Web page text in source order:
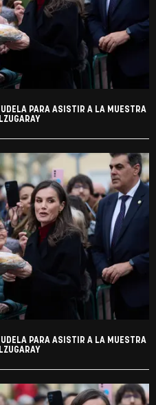
PARA ASISTIR A LA MUESTRA
PARA ASISTIR A LA MUESTRA